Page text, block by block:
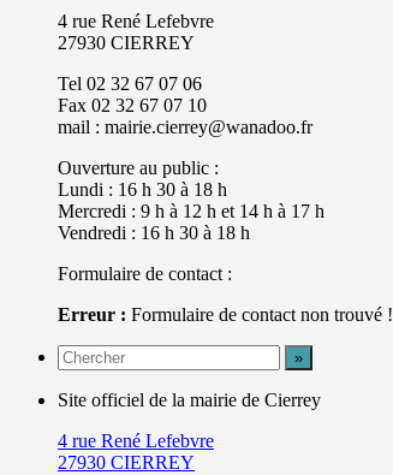
4 rue René Lefebvre
27930 CIERREY
Tel 02 32 67 07 06
Fax 02 32 67 07 10
mail : mairie.cierrey@wanadoo.fr
Ouverture au public :
Lundi : 16 h 30 à 18 h
Mercredi : 9 h à 12 h et 14 h à 17 h
Vendredi : 16 h 30 à 18 h
Formulaire de contact :
Erreur : Formulaire de contact non trouvé !
Site officiel de la mairie de Cierrey
4 rue René Lefebvre
27930 CIERREY